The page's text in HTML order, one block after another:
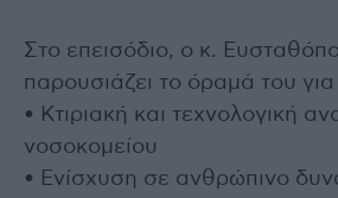
Στο επεισόδιο, ο κ.
παρουσιάζει το όραμά του
• Κτιριακή και τεχνολογική
νοσοκομείου
• Ενίσχυση σε ανθρώπινο